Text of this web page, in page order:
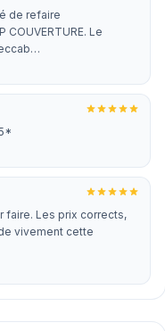
de refaire
Le
faire. Les prix corrects,
vivement cette